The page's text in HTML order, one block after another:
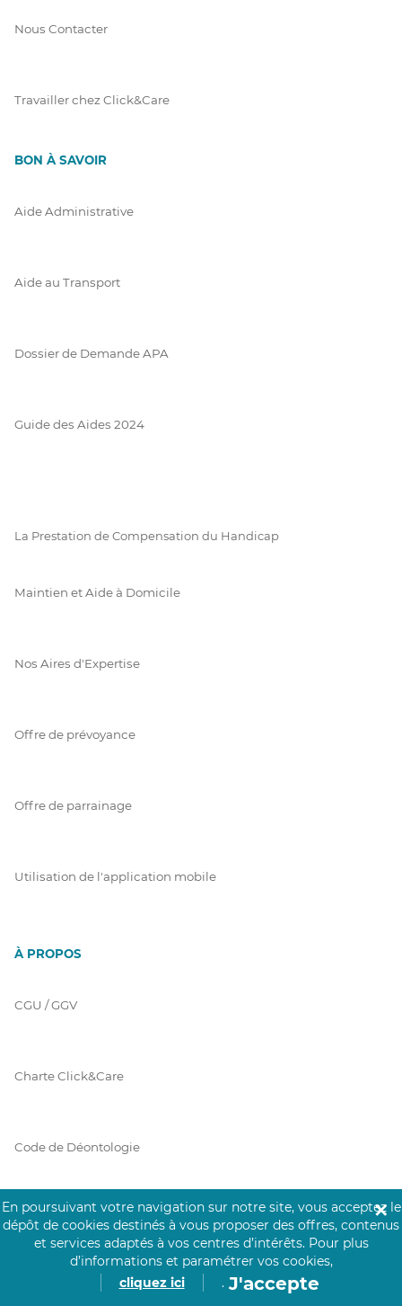
Nous Contacter
Travailler chez Click&Care
BON À SAVOIR
Aide Administrative
Aide au Transport
Dossier de Demande APA
Guide des Aides 2024
La Prestation de Compensation du Handicap
Maintien et Aide à Domicile
Nos Aires d'Expertise
Offre de prévoyance
Offre de parrainage
Utilisation de l'application mobile
À PROPOS
CGU / GGV
Charte Click&Care
Code de Déontologie
Mentions Légales
Prérequis Click&Care
En poursuivant votre navigation sur notre site, vous acceptez le
dépôt de cookies destinés à vous proposer des offres, contenus
et services adaptés à vos centres d’intérêts. Pour plus
d’informations et paramétrer vos cookies,
cliquez ici
. J'accepte
✕